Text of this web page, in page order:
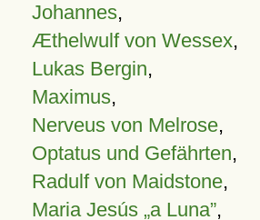
Johannes,
Æthelwulf von Wessex,
Lukas Bergin,
Maximus,
Nerveus von Melrose,
Optatus und Gefährten,
Radulf von Maidstone,
Maria Jesús „a Luna”,